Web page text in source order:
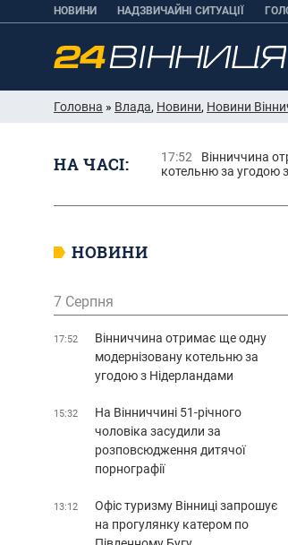
НОВИНИ НАДЗВИЧАЙНІ СИТУАЦІЇ
Головна » Влада, Новини, Новини
НА ЧАСІ: 17:52
Вінниччина
котельню за угодою
НОВИНИ
7 Серпня
17:52
Вінниччина отримає ще одну
модернізовану котельню за
угодою з Нідерландами
15:32
На Вінниччині 51-річного
чоловіка засудили за
розповсюдження дитячої
порнографії
13:12
Офіс туризму Вінниці запрошує
на прогулянку катером по